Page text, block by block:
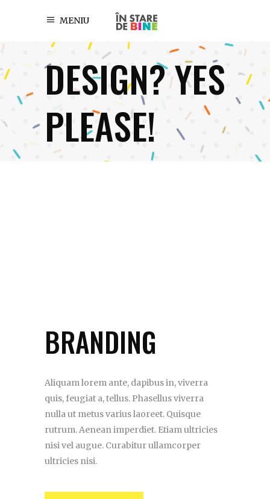
MENIU
DESIGN? YES
PLEASE!
BRANDING
Aliquam lorem ante, dapibus in, viverra
quis, feugiat a, tellus. Phasellus viverra
nulla ut metus varius laoreet. Quisque
rutrum. Aenean imperdiet. Etiam ultricies
nisi vel augue. Curabitur ullamcorper
ultricies nisi.